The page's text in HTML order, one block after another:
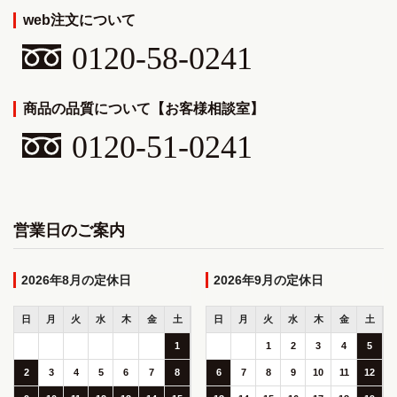
web注文について
0120-58-0241
商品の品質について【お客様相談室】
0120-51-0241
営業日のご案内
2026年8月
日 月 火 水 木 金 土
1
2 3 4 5 6 7 8
2026年9月
日 月 火 水 木 金 土
1 2 3 4 5
6 7 8 9 10 11 12